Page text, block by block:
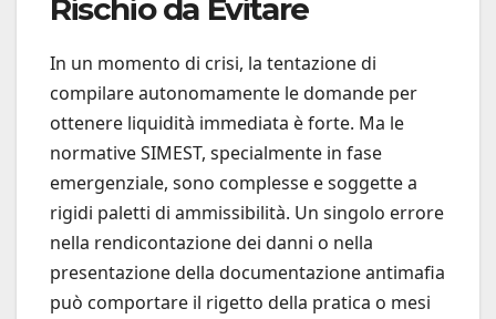
Rischio da Evitare
In un momento di crisi, la tentazione di
compilare autonomamente le domande per
ottenere liquidità immediata è forte. Ma le
normative SIMEST, specialmente in fase
emergenziale, sono complesse e soggette a
rigidi paletti di ammissibilità. Un singolo errore
nella rendicontazione dei danni o nella
presentazione della documentazione antimafia
può comportare il rigetto della pratica o mesi